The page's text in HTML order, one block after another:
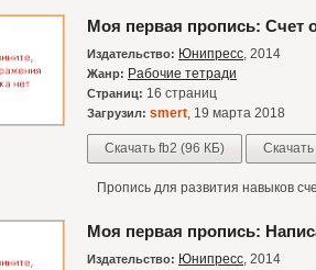
Моя первая пропись: Счет
Издательство: Юнипресс, 2014
Жанр: Рабочие тетради
Страниц: 16 страниц
Загрузил: smert, 19 марта 2018
Скачать fb2 (96 КБ)
Пропись для развития навыков
Моя первая пропись:
Издательство: Юнипресс, 2014